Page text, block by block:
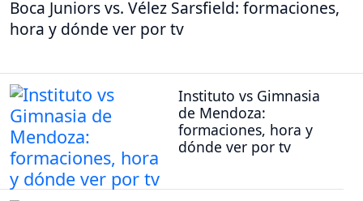
Boca Juniors vs. Vélez Sarsfield: formaciones,
hora y dónde ver por tv
Instituto vs Gimnasia
de Mendoza:
formaciones, hora y
dónde ver por tv